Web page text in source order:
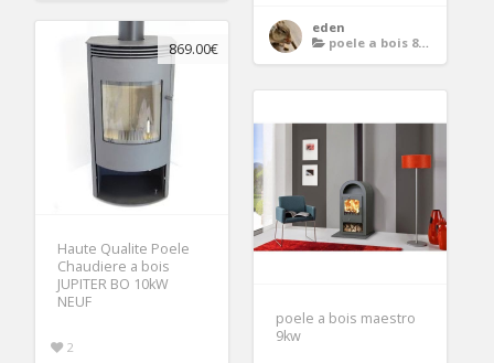
eden
poele a bois 8kw
869.00€
Haute Qualite Poele
Chaudiere a bois
JUPITER BO 10kW
NEUF
2
poele a bois maestro
9kw